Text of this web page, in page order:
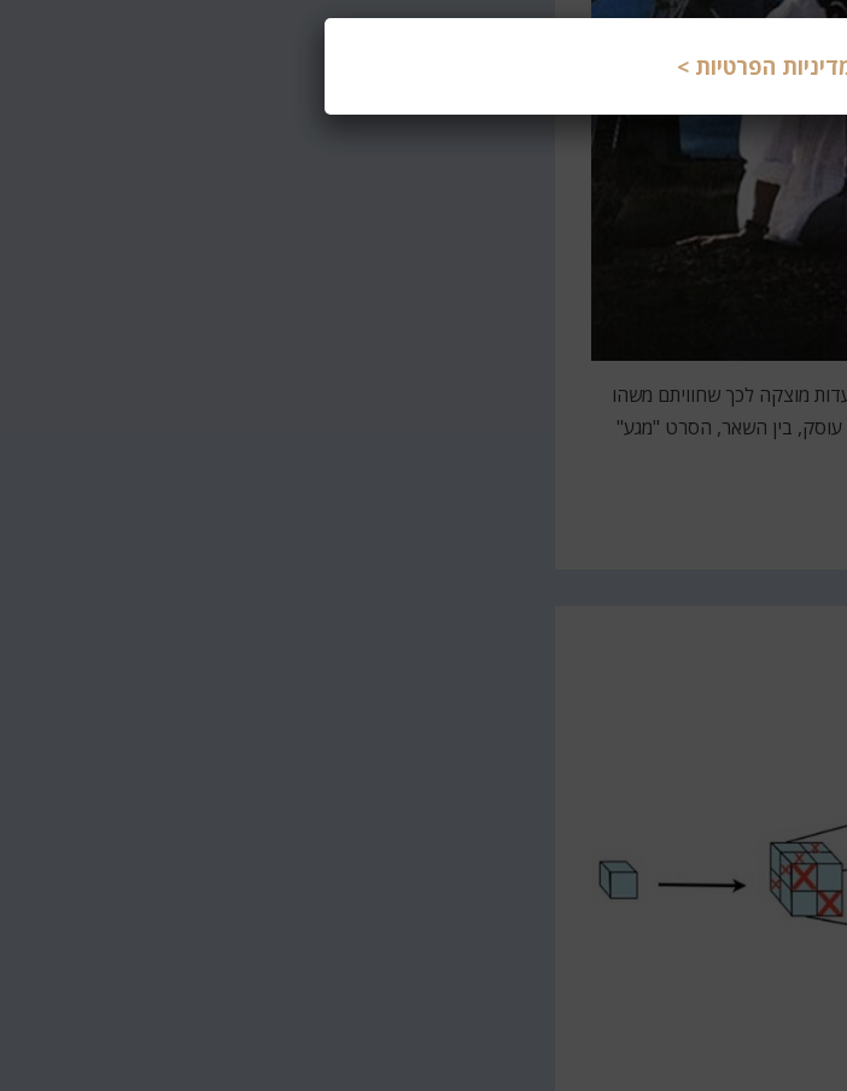
מוצקה לכך שחוויתם משהו
עוסק, בין השאר, הסרט "מגע"
הפרטיות >